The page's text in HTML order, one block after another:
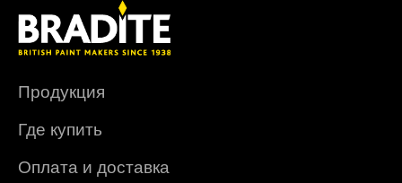
Продукция
Где купить
Оплата и доставка